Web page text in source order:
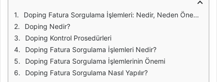
Doping Fatura Sorgulama İşlemleri: Nedir, Neden Önemlidir?
Doping Nedir?
Doping Kontrol Prosedürleri
Doping Fatura Sorgulama İşlemleri Nedir?
Doping Fatura Sorgulama İşlemlerinin Önemi
Doping Fatura Sorgulama Nasıl Yapılır?